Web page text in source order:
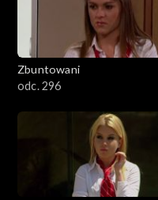
Zbuntowani
odc. 296